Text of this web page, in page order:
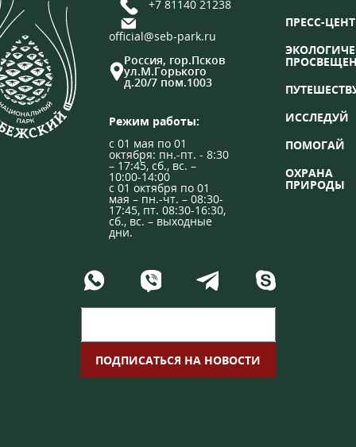
+7 81140 21238
official@seb-park.ru
Россия, гор.Псков
ул.М.Горького
д.20/7 пом.1003
Режим работы:
с 01 мая по 01
октября: пн.-пт. - 8:30
– 17:45, сб., вс. –
10:00-14:00
с 01 октября по 01
мая – пн.-чт. – 08:30-
17:45, пт. 08:30-16:30,
сб., вс. – выходные
дни.
ПРЕСС-
ИССЛЕДУЙ
ПОМОГАЙ
ОХРАНА
ПРИРОДЫ